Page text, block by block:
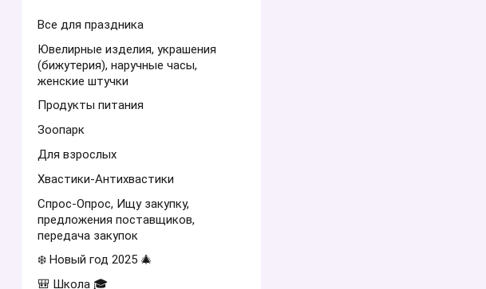
Все для праздника
Ювелирные изделия, украшения
(бижутерия), наручные часы,
женские штучки
Продукты питания
Зоопарк
Для взрослых
Хвастики-Антихвастики
Спрос-Опрос, Ищу закупку,
предложения поставщиков,
передача закупок
❄️ Новый год 2025 🎄
🎒 Школа 🎓